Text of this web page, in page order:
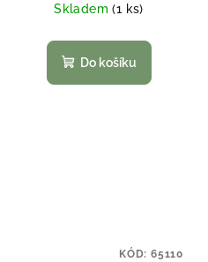
Skladem(1 ks)
Do košíku
KÓD: 65110